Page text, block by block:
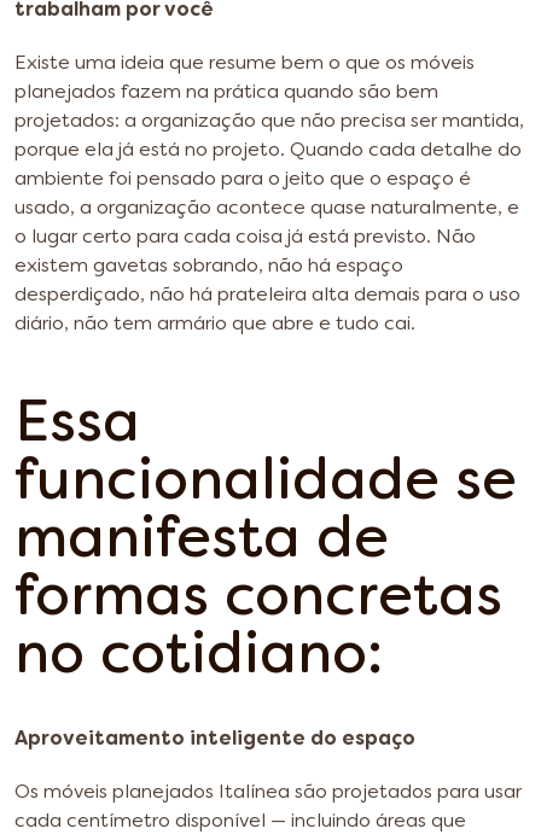
trabalham por você
Existe uma ideia que resume bem o que os móveis
planejados fazem na prática quando são bem
projetados: a organização que não precisa ser mantida,
porque ela já está no projeto. Quando cada detalhe do
ambiente foi pensado para o jeito que o espaço é
usado, a organização acontece quase naturalmente, e
o lugar certo para cada coisa já está previsto. Não
existem gavetas sobrando, não há espaço
desperdiçado, não há prateleira alta demais para o uso
diário, não tem armário que abre e tudo cai.
Essa
funcionalidade se
manifesta de
formas concretas
no cotidiano:
Aproveitamento inteligente do espaço
Os móveis planejados Italínea são projetados para usar
cada centímetro disponível — incluindo áreas que